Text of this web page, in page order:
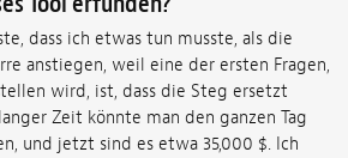
dass ich etwas tun musste, als die
anstiegen, weil eine der ersten Fragen,
wird, ist, dass die Steg ersetzt
Zeit könnte man den ganzen Tag
und jetzt sind es etwa 35,000 $. Ich